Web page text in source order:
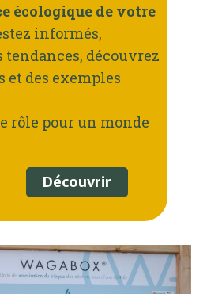
écologique de votre
informés,
découvrez
et des exemples
rôle pour un monde
Découvrir